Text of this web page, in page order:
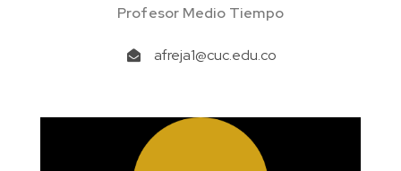
Profesor Medio Tiempo
afreja1@cuc.edu.co